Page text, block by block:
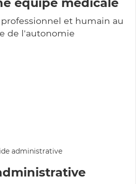
et humain au
de l'autonomie